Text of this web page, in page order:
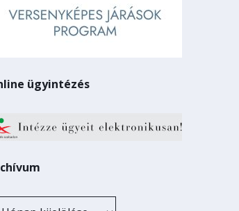
ügyintézés